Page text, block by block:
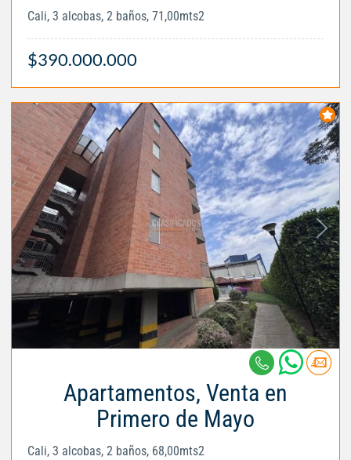
Cali, 3 alcobas, 2 baños, 71,00mts2
$390.000.000
Apartamentos, Venta en
Primero de Mayo
Cali, 3 alcobas, 2 baños, 68,00mts2